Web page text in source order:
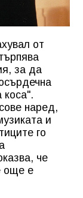
от
за да
наред,
и
го
че
още е